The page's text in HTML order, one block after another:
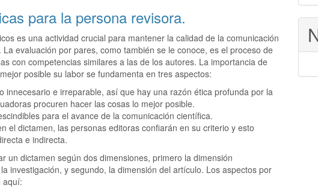
para la persona revisora.
es una actividad crucial para mantener la calidad de la comunicación
evaluación por pares, como también se le conoce, es el proceso de
con competencias similares a las de los autores. La importancia de
posible su labor se fundamenta en tres aspectos:
innecesario e irreparable, así que hay una razón ética profunda por la
procuren hacer las cosas lo mejor posible.
para el avance de la comunicación científica.
el dictamen, las personas editoras confiarán en su criterio y esto
e indirecta.
un dictamen según dos dimensiones, primero la dimensión
investigación, y segundo, la dimensión del artículo. Los aspectos por
aquí: